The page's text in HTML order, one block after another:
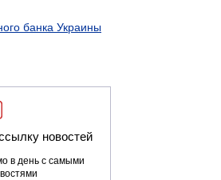
банка Украины
новостей
в день с самыми